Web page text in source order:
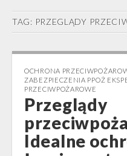
TAG: PRZEGLĄDY
OCHRONA
ZABEZPIECZENIA PPOŻ
PRZECIWPOŻAROWE
Przeglądy
Idealne